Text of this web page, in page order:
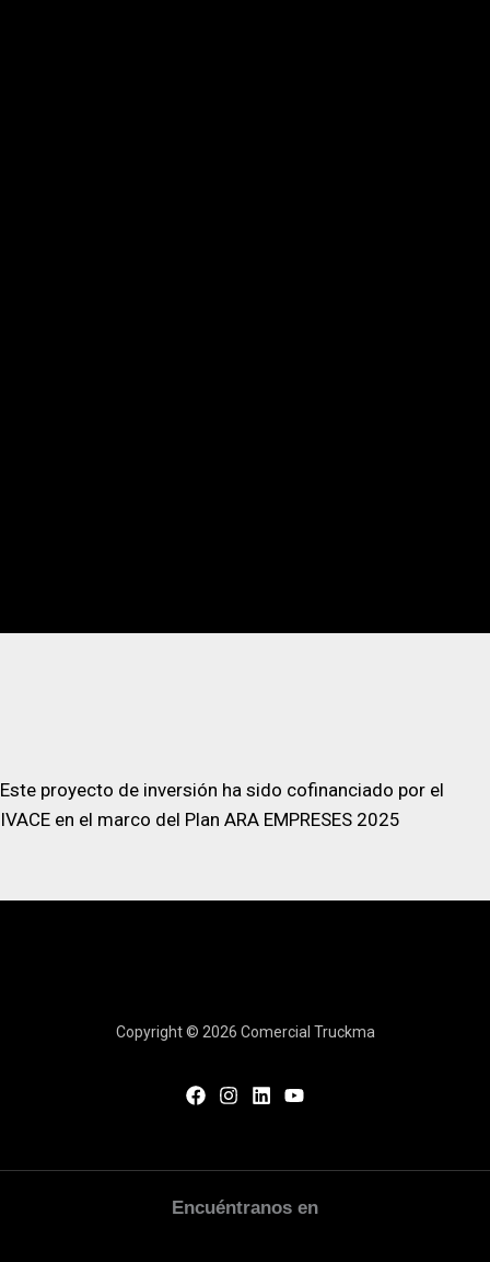
Este proyecto de inversión ha sido cofinanciado por el
IVACE en el marco del Plan ARA EMPRESES 2025
Copyright © 2026 Comercial Truckma
Encuéntranos en